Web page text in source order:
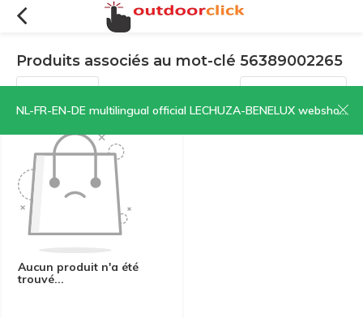
NL-FR-EN-DE multilingual official LECHUZA-BENELUX webshop | CLICK HERE NOW!
Produits associés au mot-clé 56389002265
Filtres Trier par:
Aucun produit n'a été
trouvé...